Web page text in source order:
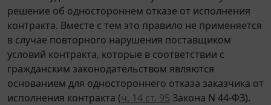
решение об одностороннем отказе от исполнения
контракта. Вместе с тем это правило не применяется
в случае повторного нарушения поставщиком
условий контракта, которые в соответствии с
гражданским законодательством являются
основанием для одностороннего отказа заказчика от
исполнения контракта (ч. 14 ст. 95 Закона N 44-ФЗ).